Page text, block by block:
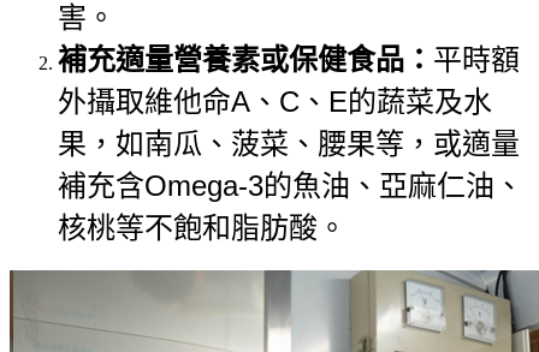
害。
補充適量營養素或保健食品： 平時額
外攝取維他命A、C、E的蔬菜及水
果，如南瓜、菠菜、腰果等，或適量
補充含Omega-3的魚油、亞麻仁油、
核桃等不飽和脂肪酸。